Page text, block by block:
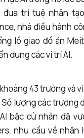
trí tuệ nhân
nhà điều hành
lồ giao đồ ăn
dụng các vị trí AI.
43 trường và
lượng các trường
bậc cử nhân đã
nhu cầu về nhân